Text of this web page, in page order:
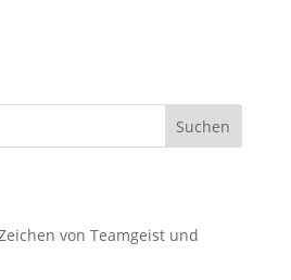
von Teamgeist und